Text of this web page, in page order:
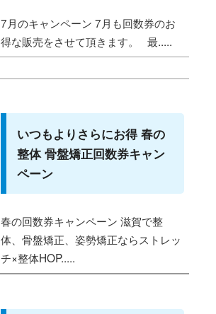
7月のキャンペーン 7月も回数券のお
得な販売をさせて頂きます。 最.....
いつもよりさらにお得 春の
整体 骨盤矯正回数券キャン
ペーン
春の回数券キャンペーン 滋賀で整
体、骨盤矯正、姿勢矯正ならストレッ
チ×整体HOP.....